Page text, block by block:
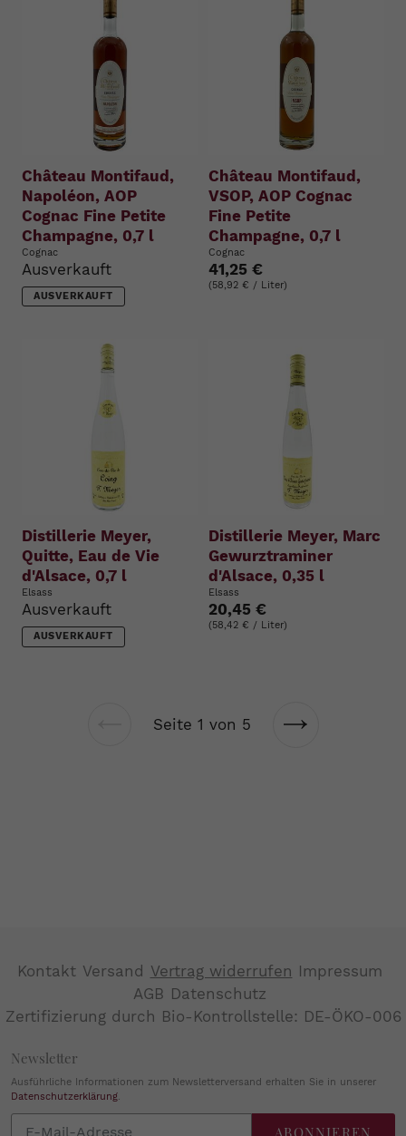
Château Montifaud,
Napoléon, AOP
Cognac Fine Petite
Champagne, 0,7 l
Cognac
Ausverkauft
AUSVERKAUFT
Château Montifaud,
VSOP, AOP Cognac
Fine Petite
Champagne, 0,7 l
Cognac
41,25 €
(58,92 € / Liter)
Distillerie Meyer,
Quitte, Eau de Vie
d'Alsace, 0,7 l
Elsass
Ausverkauft
AUSVERKAUFT
Distillerie Meyer, Marc
Gewurztraminer
d'Alsace, 0,35 l
Elsass
20,45 €
(58,42 € / Liter)
Vorherige
Seite 1 von 5
Nächste
Kontakt Versand Vertrag widerrufen Impressum
AGB Datenschutz
Zertifizierung durch Bio-Kontrollstelle: DE-ÖKO-006
Newsletter
Ausführliche Informationen zum Newsletterversand erhalten Sie in unserer
Datenschutzerklärung.
ABONNIEREN